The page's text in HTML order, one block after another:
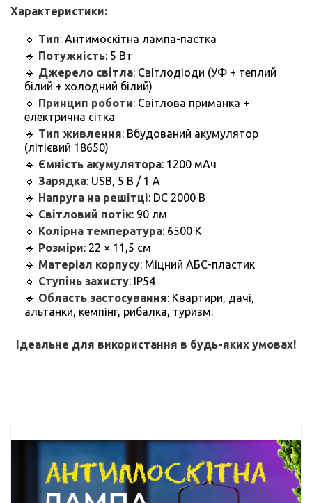
Характеристики:
🔹 Тип: Антимоскітна лампа-пастка
🔹 Потужність: 5 Вт
🔹 Джерело світла: Світлодіоди (УФ + теплий
білий + холодний білий)
🔹 Принцип роботи: Світлова приманка +
електрична сітка
🔹 Тип живлення: Вбудований акумулятор
(літієвий 18650)
🔹 Ємність акумулятора: 1200 мАч
🔹 Зарядка: USB, 5 В / 1 А
🔹 Напруга на решітці: DC 2000 В
🔹 Світловий потік: 90 лм
🔹 Колірна температура: 6500 К
🔹 Розміри: 22 × 11,5 см
🔹 Матеріал корпусу: Міцний АБС-пластик
🔹 Ступінь захисту: IP54
🔹 Область застосування: Квартири, дачі,
альтанки, кемпінг, рибалка, туризм.
Ідеальне для використання в будь-яких умовах!